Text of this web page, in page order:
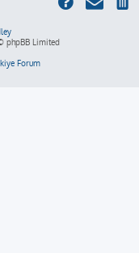
phpBB Limited
Forum